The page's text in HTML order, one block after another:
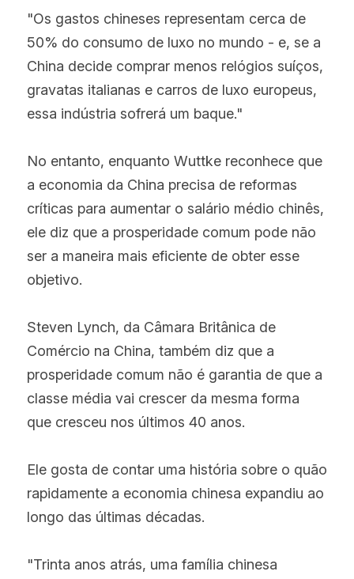
"Os gastos chineses representam cerca de
50% do consumo de luxo no mundo - e, se a
China decide comprar menos relógios suíços,
gravatas italianas e carros de luxo europeus,
essa indústria sofrerá um baque."
No entanto, enquanto Wuttke reconhece que
a economia da China precisa de reformas
críticas para aumentar o salário médio chinês,
ele diz que a prosperidade comum pode não
ser a maneira mais eficiente de obter esse
objetivo.
Steven Lynch, da Câmara Britânica de
Comércio na China, também diz que a
prosperidade comum não é garantia de que a
classe média vai crescer da mesma forma
que cresceu nos últimos 40 anos.
Ele gosta de contar uma história sobre o quão
rapidamente a economia chinesa expandiu ao
longo das últimas décadas.
"Trinta anos atrás, uma família chinesa